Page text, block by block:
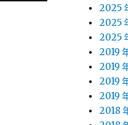
2025
2025
2025
2019
2019
2019
2019
2018